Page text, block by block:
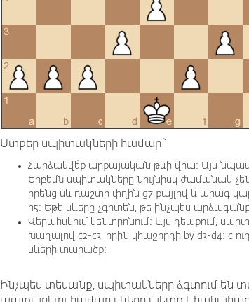
Մտքեր սպիտակների համար`
Հարձակվե՛ք արքայական թևի վրա: Այս
Երբեմն սպիտակները նույնիսկ ժամանակ
իրենց սև դաշտի փղին g7 քայլով և արագ
h5: Եթե սևերը չգիտեն, թե ինչպես
Վերահսկում կենտրոնում: Այս դեպքում,
խաղալով c2-c3, որին կհաջորդի by d3-d4: c
սևերի տարածք:
Ինչպես տեսանք, սպիտակները ձգտում են